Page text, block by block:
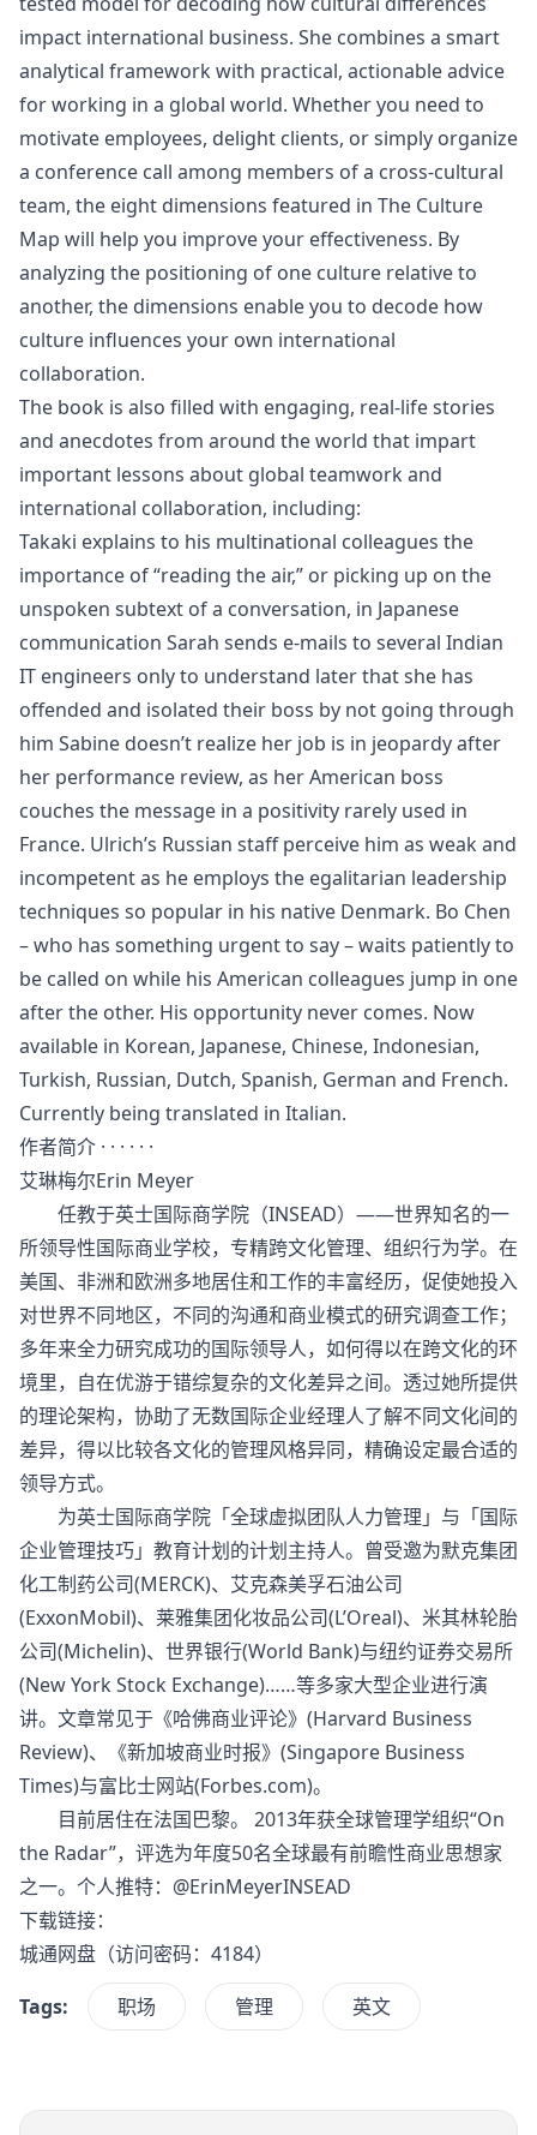
impact international business. She combines a smart
analytical framework with practical, actionable advice
for working in a global world. Whether you need to
motivate employees, delight clients, or simply organize
a conference call among members of a cross-cultural
team, the eight dimensions featured in The Culture
Map will help you improve your effectiveness. By
analyzing the positioning of one culture relative to
another, the dimensions enable you to decode how
culture influences your own international
collaboration.
The book is also filled with engaging, real-life stories
and anecdotes from around the world that impart
important lessons about global teamwork and
international collaboration, including:
Takaki explains to his multinational colleagues the
importance of “reading the air,” or picking up on the
unspoken subtext of a conversation, in Japanese
communication Sarah sends e-mails to several Indian
IT engineers only to understand later that she has
offended and isolated their boss by not going through
him Sabine doesn’t realize her job is in jeopardy after
her performance review, as her American boss
couches the message in a positivity rarely used in
France. Ulrich’s Russian staff perceive him as weak and
incompetent as he employs the egalitarian leadership
techniques so popular in his native Denmark. Bo Chen
– who has something urgent to say – waits patiently to
be called on while his American colleagues jump in one
after the other. His opportunity never comes. Now
available in Korean, Japanese, Chinese, Indonesian,
Turkish, Russian, Dutch, Spanish, German and French.
Currently being translated in Italian.
作者简介 · · · · · ·
艾琳梅尔Erin Meyer
任教于英士国际商学院（INSEAD）——世界知名的一
所领导性国际商业学校，专精跨文化管理、组织行为学。在
美国、非洲和欧洲多地居住和工作的丰富经历，促使她投入
对世界不同地区，不同的沟通和商业模式的研究调查工作；
多年来全力研究成功的国际领导人，如何得以在跨文化的环
境里，自在优游于错综复杂的文化差异之间。透过她所提供
的理论架构，协助了无数国际企业经理人了解不同文化间的
差异，得以比较各文化的管理风格异同，精确设定最合适的
领导方式。
为英士国际商学院「全球虚拟团队人力管理」与「国际
企业管理技巧」教育计划的计划主持人。曾受邀为默克集团
化工制药公司(MERCK)、艾克森美孚石油公司
(ExxonMobil)、莱雅集团化妆品公司(L’Oreal)、米其林轮胎
公司(Michelin)、世界银行(World Bank)与纽约证券交易所
(New York Stock Exchange)……等多家大型企业进行演
讲。文章常见于《哈佛商业评论》(Harvard Business
Review)、《新加坡商业时报》(Singapore Business
Times)与富比士网站(Forbes.com)。
目前居住在法国巴黎。 2013年获全球管理学组织“On
the Radar”，评选为年度50名全球最有前瞻性商业思想家
之一。个人推特：@ErinMeyerINSEAD
下载链接：
城通网盘 （访问密码：4184）
Tags:
职场 管理 英文